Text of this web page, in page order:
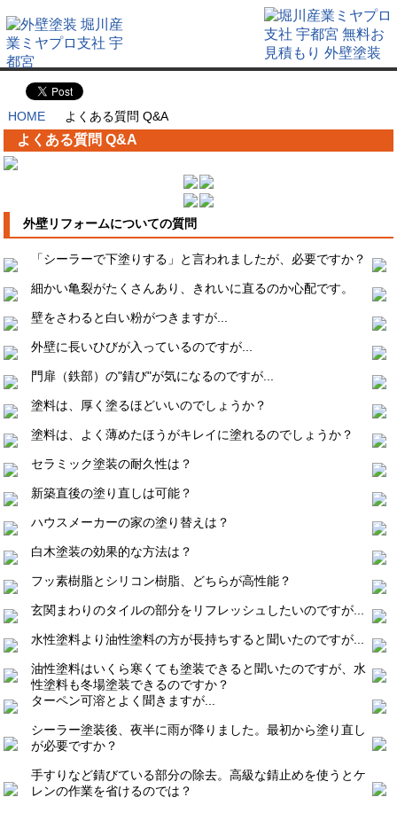
HOME よくある質問 Q&A
よくある質問 Q&A
外壁リフォームについての質問
「シーラーで下塗りする」と言われましたが、必要ですか？
細かい亀裂がたくさんあり、きれいに直るのか心配です。
壁をさわると白い粉がつきますが...
外壁に長いひびが入っているのですが...
門扉（鉄部）の"錆び"が気になるのですが...
塗料は、厚く塗るほどいいのでしょうか？
塗料は、よく薄めたほうがキレイに塗れるのでしょうか？
セラミック塗装の耐久性は？
新築直後の塗り直しは可能？
ハウスメーカーの家の塗り替えは？
白木塗装の効果的な方法は？
フッ素樹脂とシリコン樹脂、どちらが高性能？
玄関まわりのタイルの部分をリフレッシュしたいのですが...
水性塗料より油性塗料の方が長持ちすると聞いたのですが...
油性塗料はいくら寒くても塗装できると聞いたのですが、水
性塗料も冬場塗装できるのですか？
ターペン可溶とよく聞きますが...
シーラー塗装後、夜半に雨が降りました。最初から塗り直し
が必要ですか？
手すりなど錆びている部分の除去。高級な錆止めを使うとケ
レンの作業を省けるのでは？